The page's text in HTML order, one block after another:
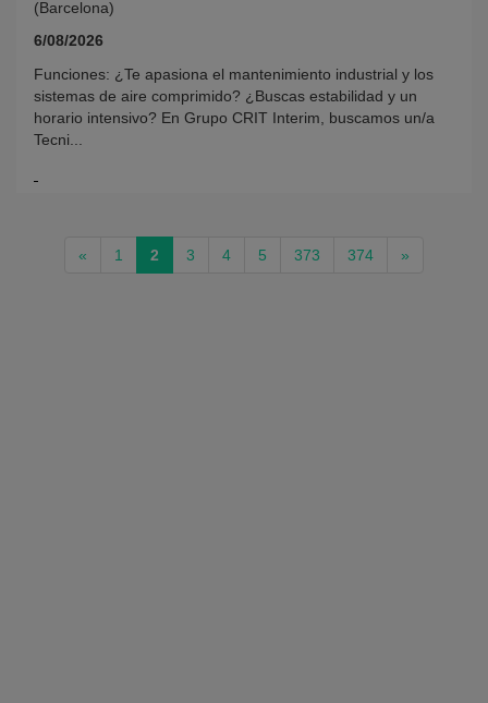
(Barcelona)
6/08/2026
Funciones: ¿Te apasiona el mantenimiento industrial y los
sistemas de aire comprimido? ¿Buscas estabilidad y un
horario intensivo? En Grupo CRIT Interim, buscamos un/a
Tecni...
« 1 2 (current)
3 4 5 373 374 »